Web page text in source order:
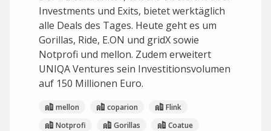
Investments und Exits, bietet werktäglich
alle Deals des Tages. Heute geht es um
Gorillas, Ride, E.ON und gridX sowie
Notprofi und mellon. Zudem erweitert
UNIQA Ventures sein Investitionsvolumen
auf 150 Millionen Euro.
mellon coparion
Flink
Notprofi
Gorillas
Coatue